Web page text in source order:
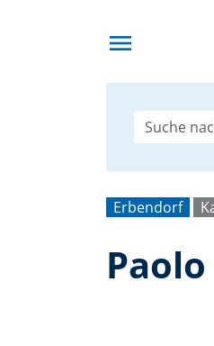
menu
Erbendorf